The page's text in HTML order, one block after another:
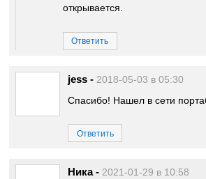
открывается.
Ответить
jess - 2018-05-03 в 05:30
Спасибо! Нашел в сети
Ответить
Ника - 2021-01-29 в 10:58